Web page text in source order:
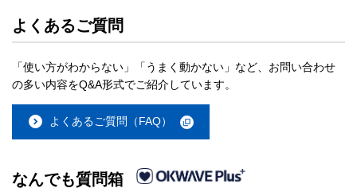
よくあるご質問
「使い方がわからない」「うまく動かない」など、お問い合わせ
の多い内容をQ&A形式でご紹介しています。
よくあるご質問（FAQ）
なんでも質問箱